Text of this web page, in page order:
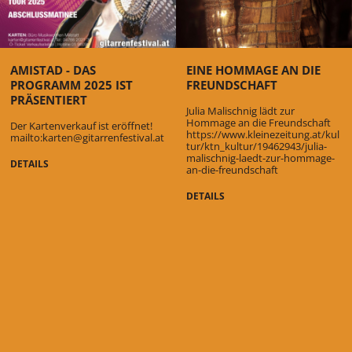
AMISTAD - DAS
PROGRAMM 2025 IST
PRÄSENTIERT
Der Kartenverkauf ist eröffnet!
mailto:karten@gitarrenfestival.at
DETAILS
EINE HOMMAGE AN DIE
FREUNDSCHAFT
Julia Malischnig lädt zur
Hommage an die Freundschaft
https://www.kleinezeitung.at/kul
tur/ktn_kultur/19462943/julia-
malischnig-laedt-zur-hommage-
an-die-freundschaft
DETAILS